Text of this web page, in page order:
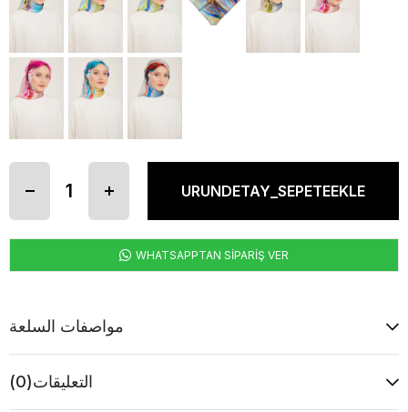
WHATSAPPTAN SİPARİŞ VER
مواصفات السلعة
التعليقات(0)